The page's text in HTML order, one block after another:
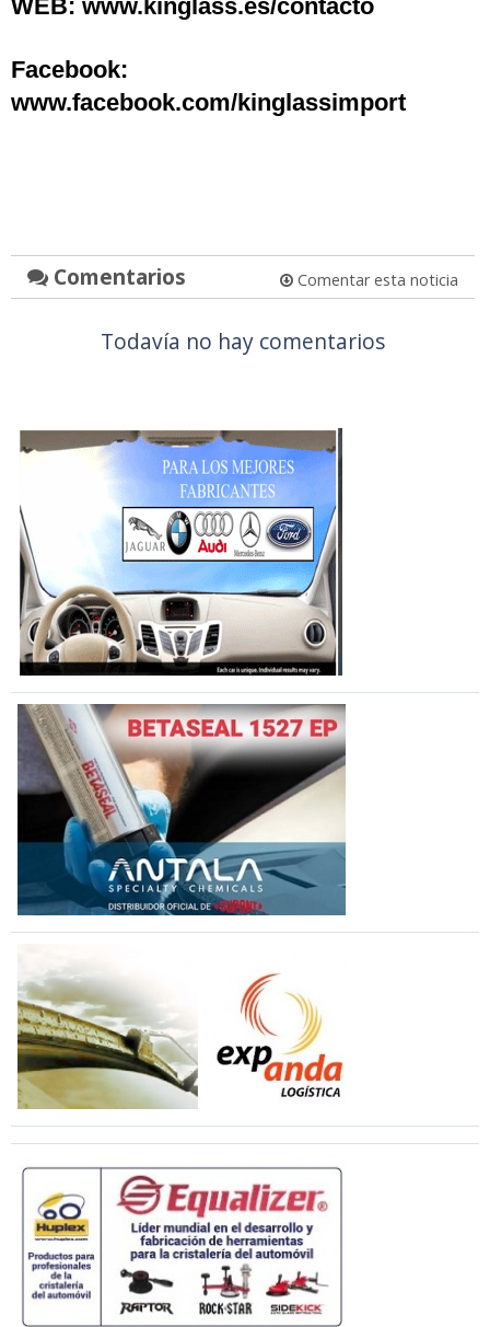
WEB: www.kinglass.es/contacto
Facebook:
www.facebook.com/kinglassimport
Comentarios Comentar esta noticia
Todavía no hay comentarios